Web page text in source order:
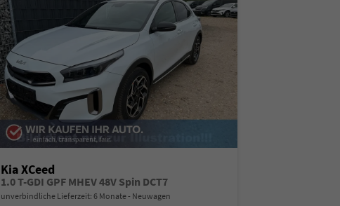
Kia XCeed
1.0 T-GDI GPF MHEV 48V Spin DCT7
unverbindliche Lieferzeit:6 Monate Neuwagen